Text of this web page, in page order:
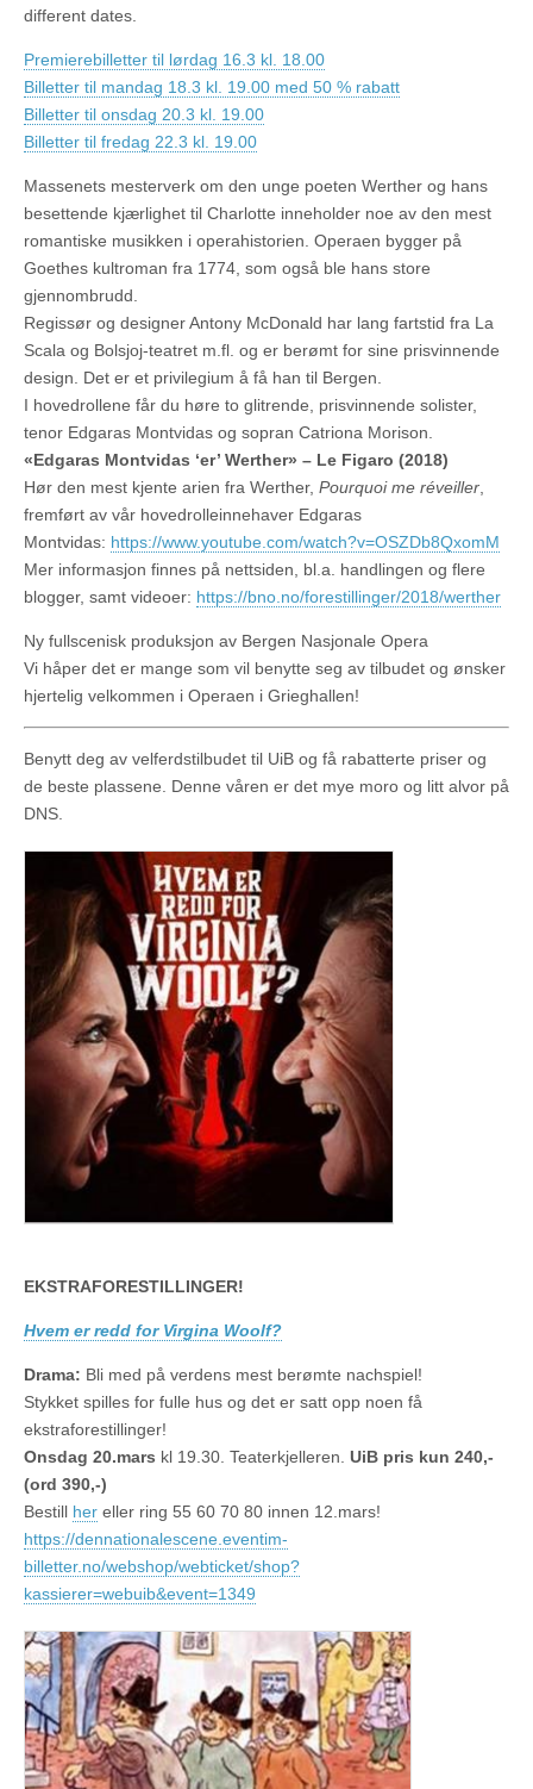
different dates.
Premierebilletter til lørdag 16.3 kl. 18.00
Billetter til mandag 18.3 kl. 19.00 med 50 % rabatt
Billetter til onsdag 20.3 kl. 19.00
Billetter til fredag 22.3 kl. 19.00
Massenets mesterverk om den unge poeten Werther og hans
besettende kjærlighet til Charlotte inneholder noe av den mest
romantiske musikken i operahistorien. Operaen bygger på
Goethes kultroman fra 1774, som også ble hans store
gjennombrudd.
Regissør og designer Antony McDonald har lang fartstid fra La
Scala og Bolsjoj-teatret m.fl. og er berømt for sine prisvinnende
design. Det er et privilegium å få han til Bergen.
I hovedrollene får du høre to glitrende, prisvinnende solister,
tenor Edgaras Montvidas og sopran Catriona Morison.
«Edgaras Montvidas ‘er’ Werther» – Le Figaro (2018)
Hør den mest kjente arien fra Werther, Pourquoi me réveiller
fremført av vår hovedrolleinnehaver Edgaras
Montvidas: https://www.youtube.com/watch?v=OSZDb8QxomM
Mer informasjon finnes på nettsiden, bl.a. handlingen og flere
blogger, samt videoer: https://bno.no/forestillinger/2018/werther
Ny fullscenisk produksjon av Bergen Nasjonale Opera
Vi håper det er mange som vil benytte seg av tilbudet og ønsker
hjertelig velkommen i Operaen i Grieghallen!
Benytt deg av velferdstilbudet til UiB og få rabatterte priser og
de beste plassene. Denne våren er det mye moro og litt alvor på
DNS.
EKSTRAFORESTILLINGER!
Hvem er redd for Virgina Woolf?
Drama: Bli med på verdens mest berømte nachspiel!
Stykket spilles for fulle hus og det er satt opp noen få
ekstraforestillinger!
Onsdag 20.mars kl 19.30. Teaterkjelleren. UiB pris kun 240,-
(ord 390,-)
Bestill her eller ring 55 60 70 80 innen 12.mars!
https://dennationalescene.eventim-
billetter.no/webshop/webticket/shop?
kassierer=webuib&event=1349